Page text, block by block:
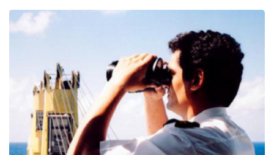
آلودگی نفتی دریا
حمل و نقل دریایی